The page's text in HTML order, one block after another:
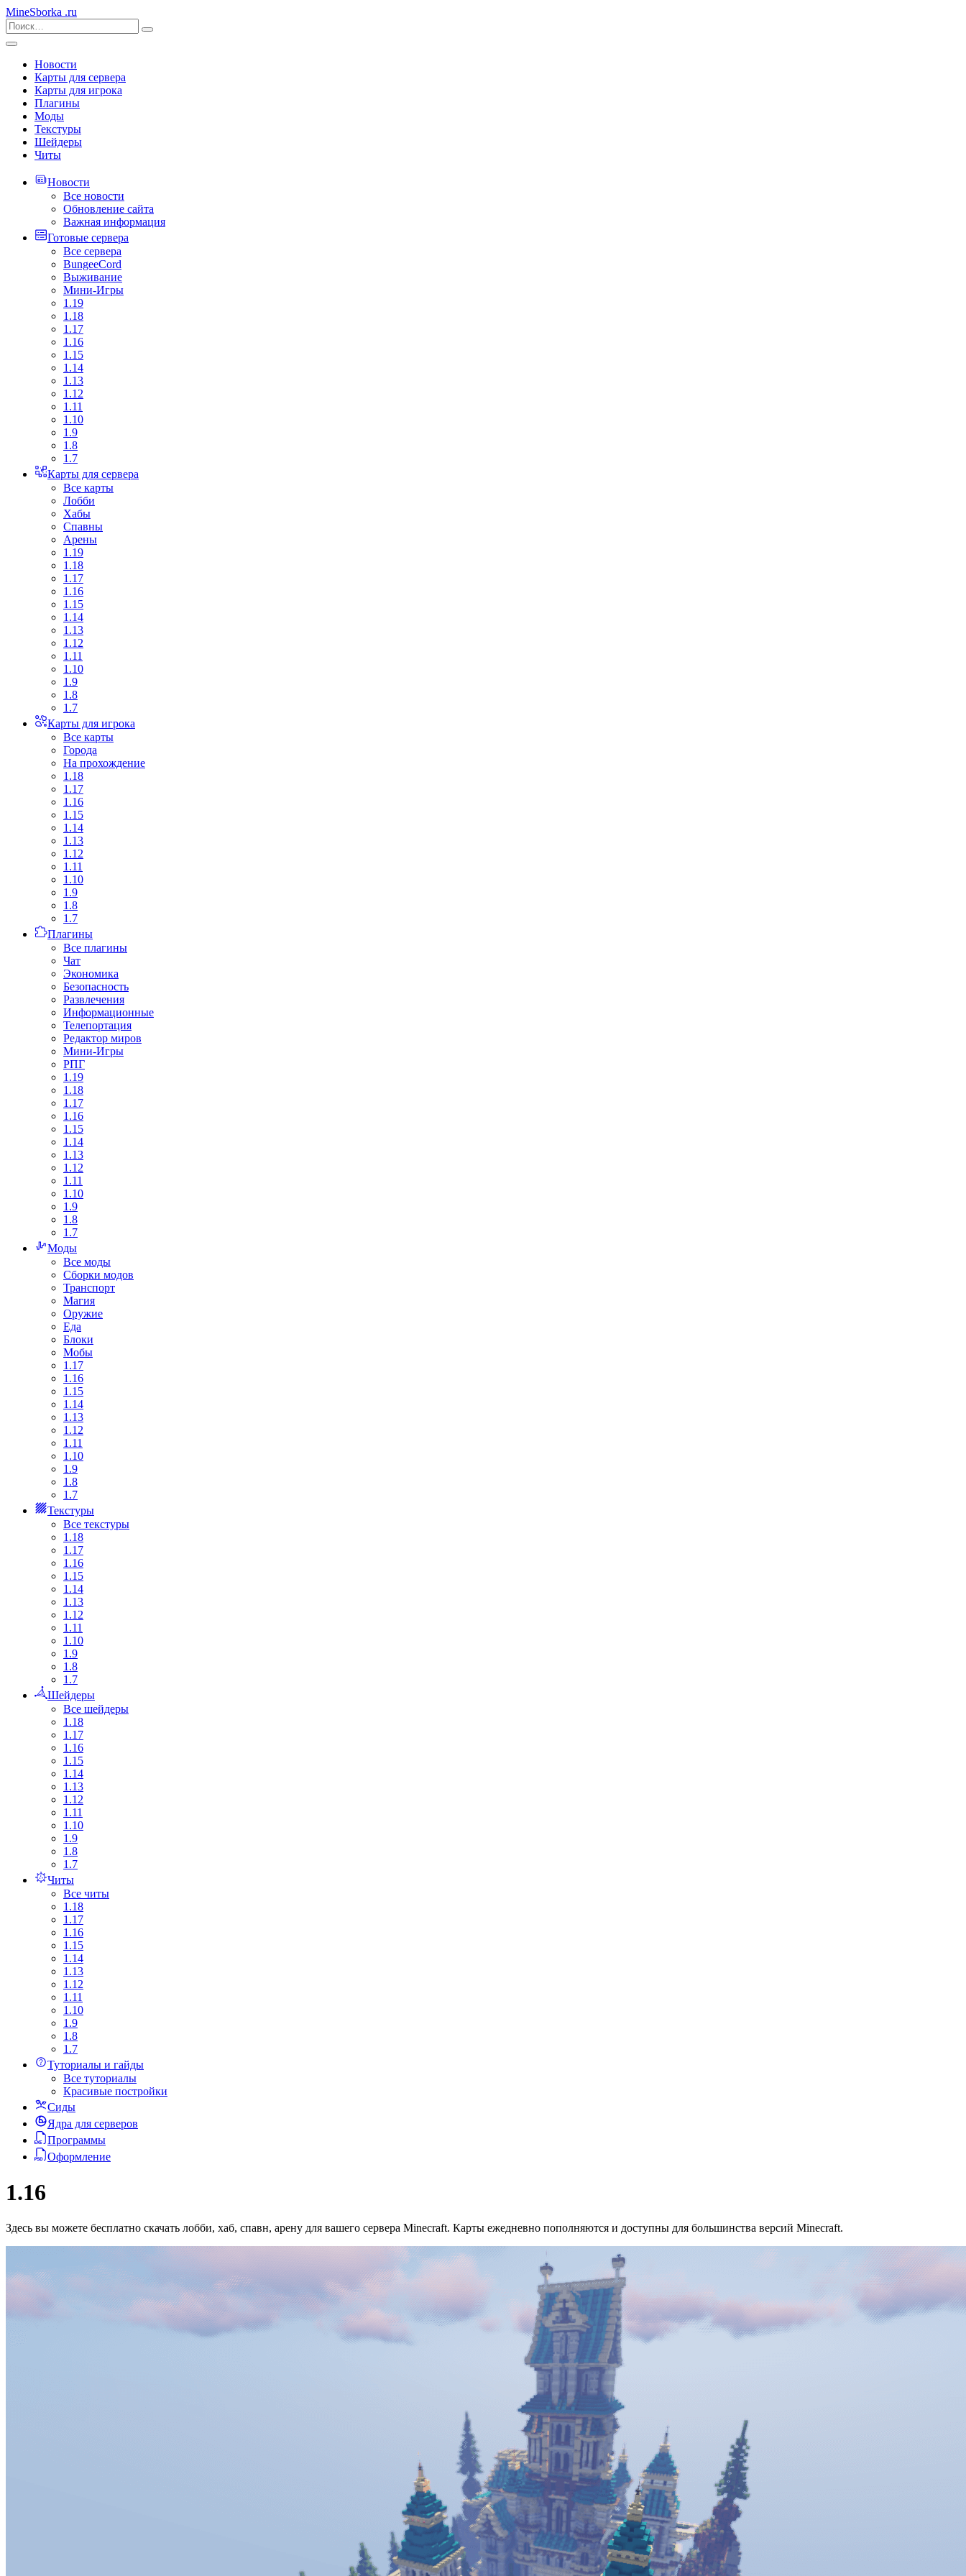
MineSborka .ru
Новости
Карты для сервера
Карты для игрока
Плагины
Моды
Текстуры
Шейдеры
Читы
Новости
Все новости
Обновление сайта
Важная информация
Готовые сервера
Все сервера
BungeeCord
Выживание
Мини-Игры
1.19
1.18
1.17
1.16
1.15
1.14
1.13
1.12
1.11
1.10
1.9
1.8
1.7
Карты для сервера
Все карты
Лобби
Хабы
Спавны
Арены
1.19
1.18
1.17
1.16
1.15
1.14
1.13
1.12
1.11
1.10
1.9
1.8
1.7
Карты для игрока
Все карты
Города
На прохождение
1.18
1.17
1.16
1.15
1.14
1.13
1.12
1.11
1.10
1.9
1.8
1.7
Плагины
Все плагины
Чат
Экономика
Безопасность
Развлечения
Информационные
Телепортация
Редактор миров
Мини-Игры
РПГ
1.19
1.18
1.17
1.16
1.15
1.14
1.13
1.12
1.11
1.10
1.9
1.8
1.7
Моды
Все моды
Сборки модов
Транспорт
Магия
Оружие
Еда
Блоки
Мобы
1.17
1.16
1.15
1.14
1.13
1.12
1.11
1.10
1.9
1.8
1.7
Текстуры
Все текстуры
1.18
1.17
1.16
1.15
1.14
1.13
1.12
1.11
1.10
1.9
1.8
1.7
Шейдеры
Все шейдеры
1.18
1.17
1.16
1.15
1.14
1.13
1.12
1.11
1.10
1.9
1.8
1.7
Читы
Все читы
1.18
1.17
1.16
1.15
1.14
1.13
1.12
1.11
1.10
1.9
1.8
1.7
Туториалы и гайды
Все туториалы
Красивые постройки
Сиды
Ядра для серверов
Программы
Оформление
1.16
Здесь вы можете бесплатно скачать лобби, хаб, спавн, арену для вашего сервера Minecraft. Карты ежедневно пополняются и доступны для большинства версий Minecraft.